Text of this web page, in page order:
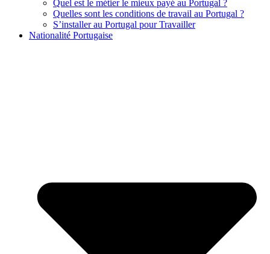
Quel est le métier le mieux payé au Portugal ?
Quelles sont les conditions de travail au Portugal ?
S’installer au Portugal pour Travailler
Nationalité Portugaise